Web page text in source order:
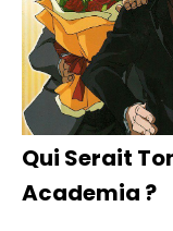
Qui Serait
Academia ?